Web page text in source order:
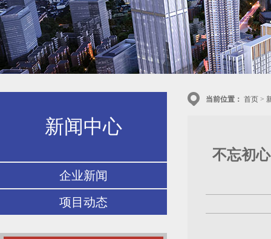
新闻中心
企业新闻
项目动态
当前位置： 首页 >
不忘初